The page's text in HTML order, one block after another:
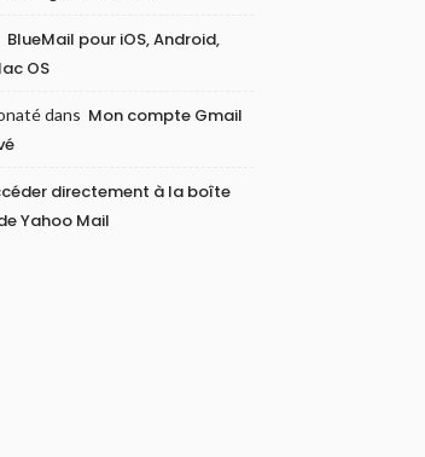
BlueMail pour iOS, Android,
OS
dans Mon compte Gmail
directement à la boîte
Yahoo Mail